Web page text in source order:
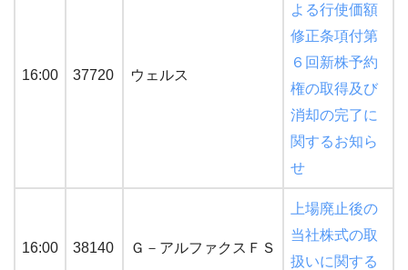
16:00 37720 ウェルス
よる行使価額
修正条項付第
６回新株予約
権の取得及び
消却の完了に
関するお知ら
せ
16:00 38140 Ｇ－アルファクスＦＳ
上場廃止後の
当社株式の取
扱いに関する